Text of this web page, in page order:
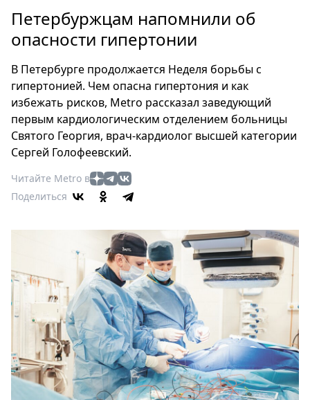
Россия
Мир
Еда
Туризм
Мода
Театр
Кино
Афиша
Книги
Пресс-
релизы
Metro
Стримы
Спецпроекты
Звезды
Выборы
2026
Скачай
Петербуржцам напомнили об
опасности гипертонии
В Петербурге продолжается Неделя борьбы с
гипертонией. Чем опасна гипертония и как
избежать рисков, Metro рассказал заведующий
первым кардиологическим отделением больницы
Святого Георгия, врач-кардиолог высшей категории
Сергей Голофеевский.
Читайте Metro в
Поделиться